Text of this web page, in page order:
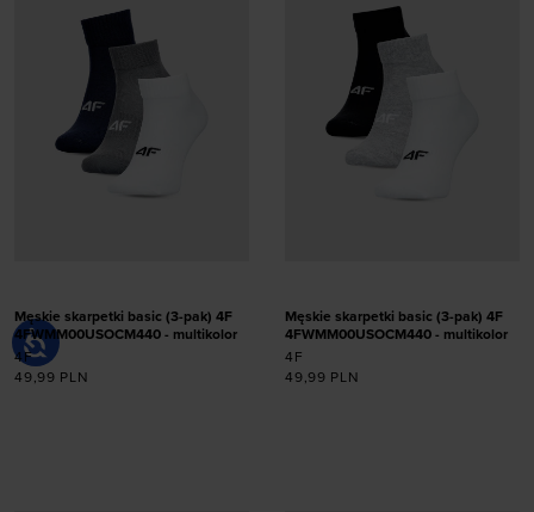
rozmiarze
39-42
rozmiarze
39-42
Męskie skarpetki basic (3-pak) 4F
4FWMM00USOCM440 - multikolor
4F
49,99 PLN
Męskie skarpetki basic (3-pak) 4F
4FWMM00USOCM440 - multikolor
4F
49,99 PLN